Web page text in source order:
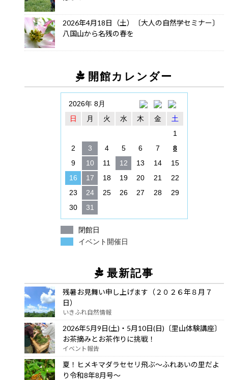
2026年4月18日（土）〔大人の自然学セミナー〕
八国山から名残の春を
開館カレンダー
2026年 8月
日
月 火 水 木 金
土
1
2
3 4 5 6 7
8
9
10 11 12 13 14
15
16
17 18 19 20 21
22
23
24 25 26 27 28
29
30
31
閉館日
イベント開催日
最新記事
残暑お見舞い申し上げます（２０２６年８月７
日）
いきふれ自然情報
2026年5月9日(土)・5月10日(日)〔里山体験講座〕
お茶摘みとお茶作りに挑戦！
イベント報告
夏！ヒメキマダラセセリ飛ぶ～ふれあいの里だよ
り令和8年8月号～